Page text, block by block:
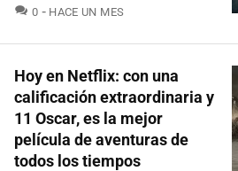
0 COMENTARIOS
HACE UN MES
Hoy en Netflix: con una
calificación extraordinaria y
11 Oscar, es la mejor
película de aventuras de
todos los tiempos